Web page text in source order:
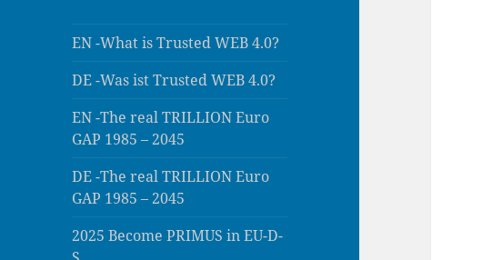
EN -What is Trusted WEB 4.0?
DE -Was ist Trusted WEB 4.0?
EN -The real TRILLION Euro
GAP 1985 – 2045
DE -The real TRILLION Euro
GAP 1985 – 2045
2025 Become PRIMUS in EU-D-